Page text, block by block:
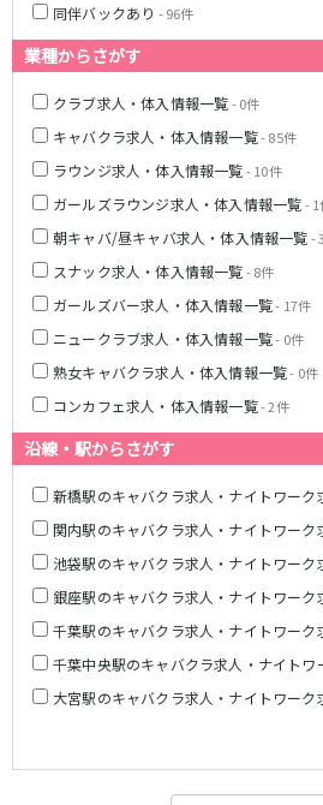
同伴バックあり - 96件
業種からさがす
クラブ求人・体入情報一覧- 0件
キャバクラ求人・体入情報一覧- 85件
ラウンジ求人・体入情報一覧- 10件
ガールズラウンジ求人・体入情報一覧- 1
朝キャバ/昼キャバ求人・体入情報一覧-
スナック求人・体入情報一覧- 8件
ガールズバー求人・体入情報一覧- 17件
ニュークラブ求人・体入情報一覧- 0件
熟女キャバクラ求人・体入情報一覧- 0件
コンカフェ求人・体入情報一覧- 2件
沿線・駅からさがす
新橋駅のキャバクラ求人・ナイトワーク
関内駅のキャバクラ求人・ナイトワーク
池袋駅のキャバクラ求人・ナイトワーク
銀座駅のキャバクラ求人・ナイトワーク
千葉駅のキャバクラ求人・ナイトワーク
千葉中央駅のキャバクラ求人・ナイトワ
大宮駅のキャバクラ求人・ナイトワーク
東急多摩川線
蒲田駅
西武国分寺線
新京成電鉄線
五香駅
横浜市営地下鉄ブルーライン
関内駅
横浜駅
桜木町駅
伊勢佐木長者町駅
上大岡駅
蒔田駅
吉野町駅
みなとみらい線
横浜駅
馬車道駅
日本大通り駅
新高島駅
みなとみらい駅